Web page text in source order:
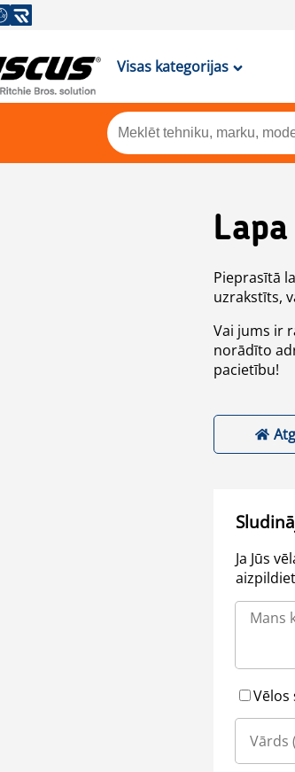
Visas kategorijas
Pieprasītā
uzrakstīts,
Vai jums ir
norādīto
pacietību!
Ja Jūs
Vēlos